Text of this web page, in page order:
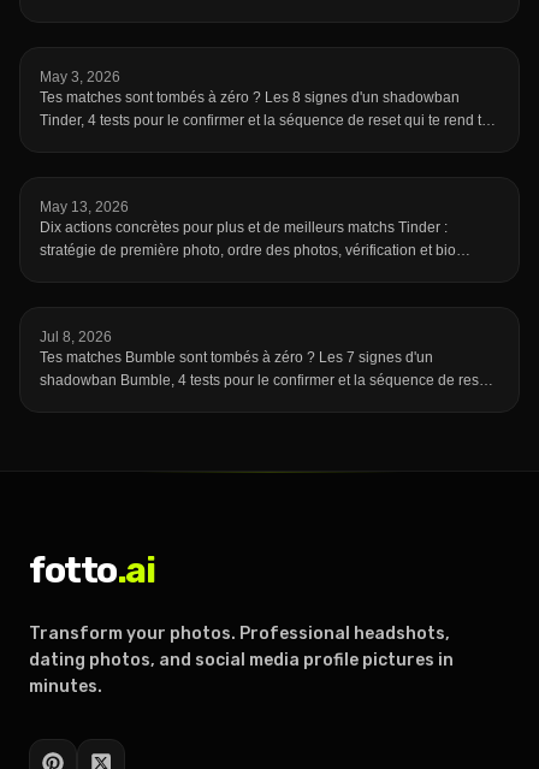
May 3, 2026
Tes matches sont tombés à zéro ? Les 8 signes d'un shadowban
Tinder, 4 tests pour le confirmer et la séquence de reset qui te rend ta
May 13, 2026
Dix actions concrètes pour plus et de meilleurs matchs Tinder :
stratégie de première photo, ordre des photos, vérification et bio
Jul 8, 2026
Tes matches Bumble sont tombés à zéro ? Les 7 signes d'un
shadowban Bumble, 4 tests pour le confirmer et la séquence de reset
fotto.ai
Transform your photos. Professional headshots,
dating photos, and social media profile pictures in
minutes.